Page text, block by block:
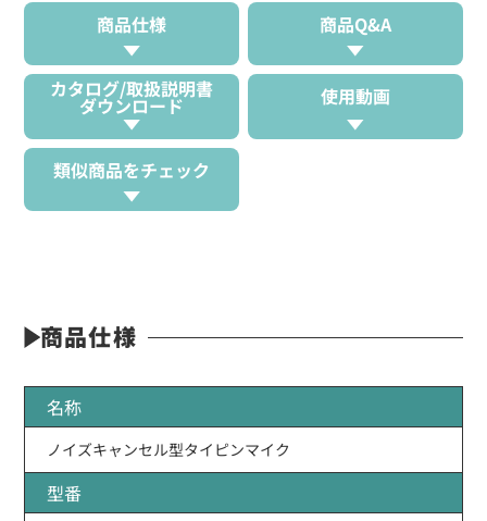
商品仕様 商品Q&A
カタログ/取扱説明書
ダウンロード 使用動画
類似商品をチェック
商品仕様
名称
ノイズキャンセル型タイピンマイク
型番